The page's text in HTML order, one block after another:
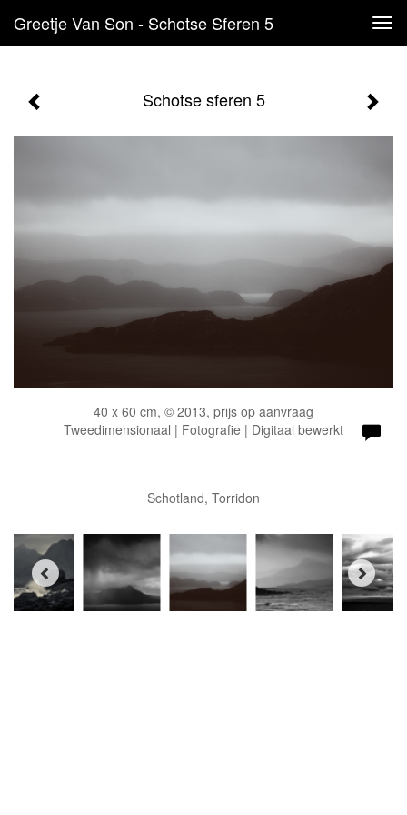
Greetje Van Son - Schotse Sferen 5
Schotse sferen 5
40 x 60 cm, © 2013, prijs op aanvraag
Tweedimensionaal | Fotografie | Digitaal bewerkt
Schotland, Torridon